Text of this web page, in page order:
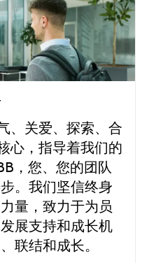
、关爱、探索、合
心，指导着我们的
，您、您的团队
。我们坚信终身
量，致力于为员
展支持和成长机
联结和成长。